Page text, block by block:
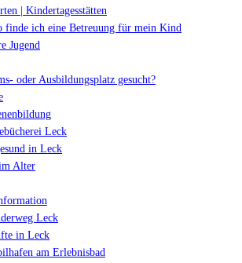
| Kindertagesstätten
finde ich eine Betreuung für mein Kind
Jugend
oder Ausbildungsplatz gesucht?
Leck
in Leck
Alter
Leck
in Leck
am Erlebnisbad